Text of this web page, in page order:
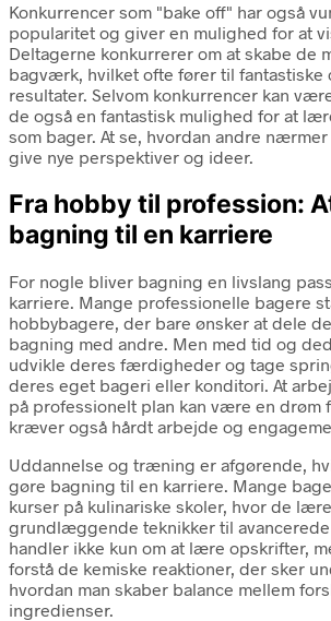
Konkurrencer som "bake off" har også
popularitet og giver en mulighed for at
Deltagerne konkurrerer om at skabe de
bagværk, hvilket ofte fører til fantastiske
resultater. Selvom konkurrencer kan
de også en fantastisk mulighed for at
som bager. At se, hvordan andre
give nye perspektiver og ideer.
Fra hobby til profession:
bagning til en karriere
For nogle bliver bagning en livslang
karriere. Mange professionelle bagere
hobbybagere, der bare ønsker at dele
bagning med andre. Men med tid og
udvikle deres færdigheder og tage
deres eget bageri eller konditori. At
på professionelt plan kan være en drøm
kræver også hårdt arbejde og
Uddannelse og træning er afgørende,
gøre bagning til en karriere. Mange
kurser på kulinariske skoler, hvor de
grundlæggende teknikker til
handler ikke kun om at lære opskrifter,
forstå de kemiske reaktioner, der sker
hvordan man skaber balance mellem
ingredienser.